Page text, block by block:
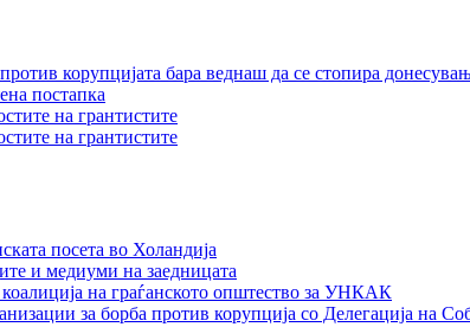
корупцијата бара веднаш да се стопира
постапка
на грантистите
на грантистите
посета во Холандија
и медиуми на заедницата
на граѓанското општество за УНКАК
за борба против корупција со Делегација на